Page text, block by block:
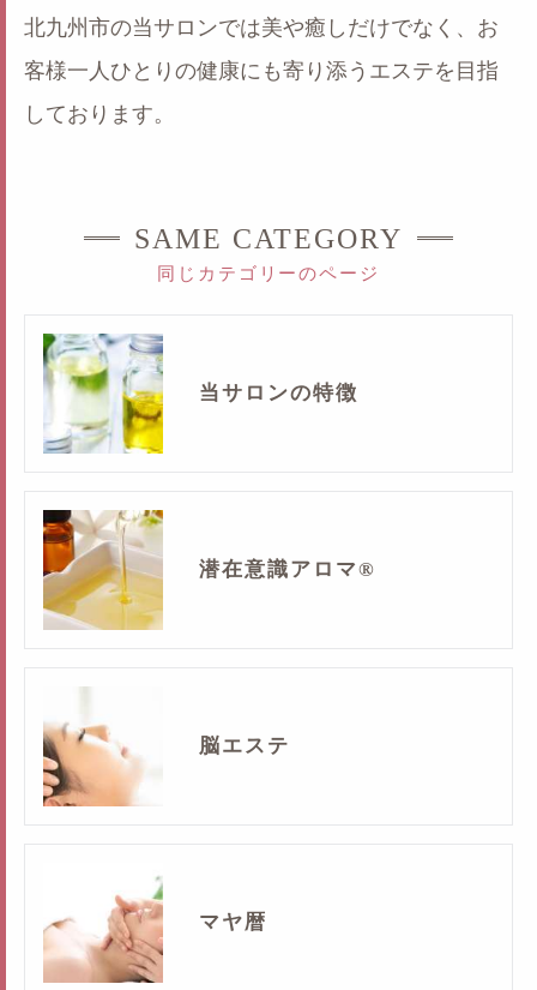
北九州市の当サロンでは美や癒しだけでなく、お
客様一人ひとりの健康にも寄り添うエステを目指
しております。
同じカテゴリーのページ
SAME CATEGORY
当サロンの特徴
潜在意識アロマ®
脳エステ
マヤ暦